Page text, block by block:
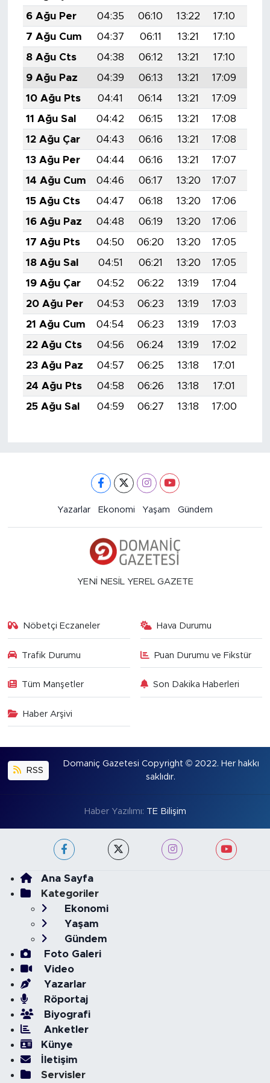
6 Ağu Per
04:35 06:10 13:22 17:10
7 Ağu Cum
04:37 06:11 13:21 17:10
8 Ağu Cts
04:38 06:12 13:21 17:10
9 Ağu Paz
04:39 06:13 13:21 17:09
10 Ağu Pts
04:41 06:14 13:21 17:09
11 Ağu Sal
04:42 06:15 13:21 17:08
12 Ağu Çar
04:43 06:16 13:21 17:08
13 Ağu Per
04:44 06:16 13:21 17:07
14 Ağu Cum
04:46 06:17 13:20 17:07
15 Ağu Cts
04:47 06:18 13:20 17:06
16 Ağu Paz
04:48 06:19 13:20 17:06
17 Ağu Pts
04:50 06:20 13:20 17:05
18 Ağu Sal
04:51 06:21 13:20 17:05
19 Ağu Çar
04:52 06:22 13:19 17:04
20 Ağu Per
04:53 06:23 13:19 17:03
21 Ağu Cum
04:54 06:23 13:19 17:03
22 Ağu Cts
04:56 06:24 13:19 17:02
23 Ağu Paz
04:57 06:25 13:18 17:01
24 Ağu Pts
04:58 06:26 13:18 17:01
25 Ağu Sal
04:59 06:27 13:18 17:00
Yazarlar Ekonomi Yaşam Gündem
YENİ NESİL YEREL GAZETE
Nöbetçi Eczaneler Hava Durumu
Trafik Durumu Puan Durumu ve Fikstür
Tüm Manşetler Son Dakika Haberleri
Haber Arşivi
RSS
Domaniç Gazetesi Copyright © 2022. Her hakkı
saklıdır.
Haber Yazılımı: TE Bilişim
Ana Sayfa
Kategoriler
Ekonomi
Yaşam
Gündem
Foto Galeri
Video
Yazarlar
Röportaj
Biyografi
Anketler
Künye
İletişim
Servisler